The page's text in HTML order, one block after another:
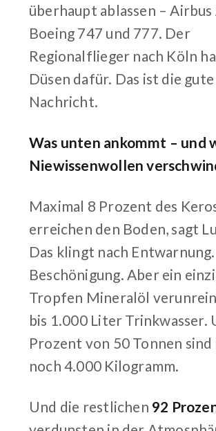
überhaupt ablassen – Airbus
Boeing 747 und 777. Der
Regionalflieger nach Köln
Düsen dafür. Das ist die gute
Nachricht.
Was unten ankommt – und
Niewissenwollen
Maximal 8 Prozent des
erreichen den Boden, sagt
Das klingt nach Entwarnung.
Beschönigung. Aber ein
Tropfen Mineralöl
bis 1.000 Liter Trinkwasser.
Prozent von 50 Tonnen sind
noch 4.000 Kilogramm.
Und die restlichen 92